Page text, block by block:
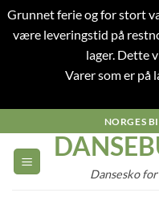
Grunnet ferie og for stort
være leveringstid på
lager. Dette
Varer som er på
to
content
NORGES
Dansesko